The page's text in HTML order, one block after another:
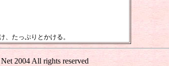
たっぷりとかける。
2004 All rights reserved